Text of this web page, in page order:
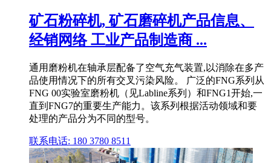
矿石粉碎机, 矿石磨碎机产品信息、
经销网络 工业产品制造商 ...
通用磨粉机在轴承层配备了空气充气装置,以消除在多产
品使用情况下的所有交叉污染风险。 广泛的FNG系列从
FNG 00实验室磨粉机（见Labline系列）和FNG1开始,一
直到FNG7的重要生产能力。该系列根据活动领域和要
处理的产品分为不同的型号。
联系电话: 180 3780 8511